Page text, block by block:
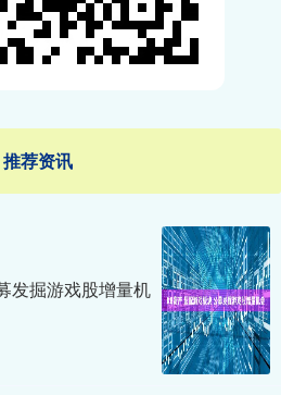
推荐资讯
发掘游戏股增量机